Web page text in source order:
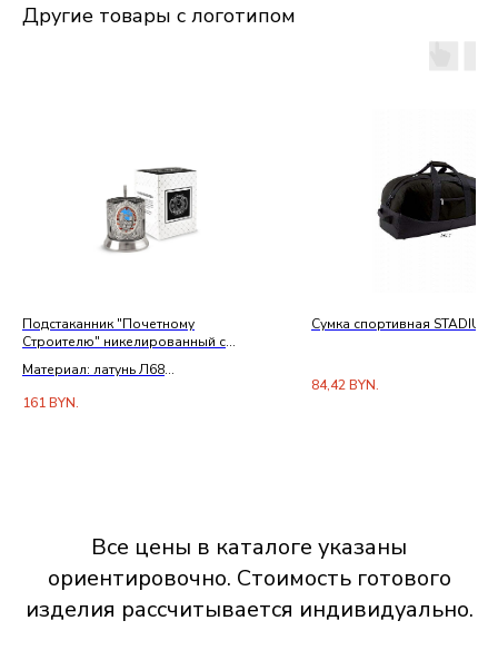
Другие товары с логотипом
Подстаканник "Почетному
Строителю" никелированный с
Материал: латунь Л68
декоративные элементы с эмалью
161BYN.
Сумка спортивная
84,42BYN.
Все цены в каталоге указаны
ориентировочно. Стоимость готового
изделия рассчитывается индивидуально.